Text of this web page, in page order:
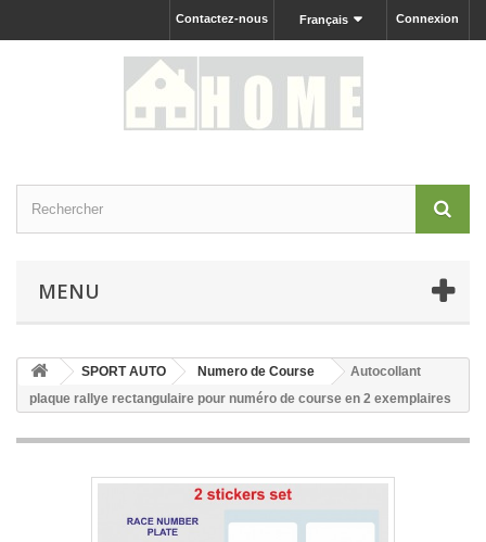
Connexion
Français
Contactez-nous
MENU
SPORT AUTO Numero de Course
Autocollant
plaque rallye rectangulaire pour numéro de course en 2 exemplaires